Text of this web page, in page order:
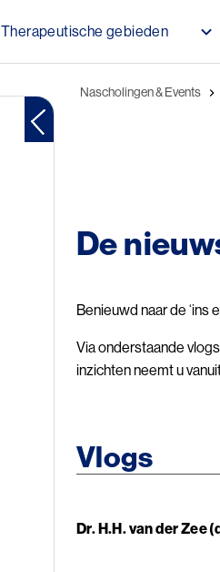
Public Menu
Therapeutische gebieden
Nascholingen & Events
De
Benieuwd naar de ‘ins
Via onderstaande
inzichten neemt u
Vlogs
Dr. H.H. van der Zee